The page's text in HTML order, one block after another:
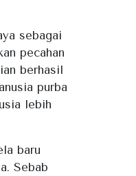
sebagai
pecahan
berhasil
purba
lebih
baru
Sebab